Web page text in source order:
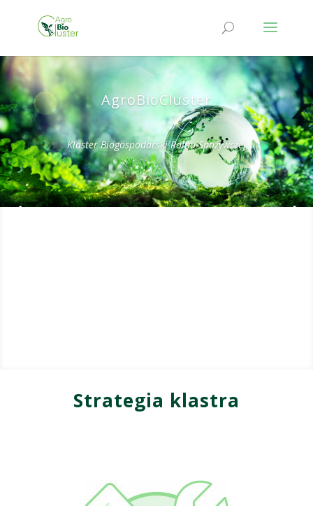
AgroBioCluster
Klaster Biogospodarski Rolno-Spożywczej
Strategia klastra